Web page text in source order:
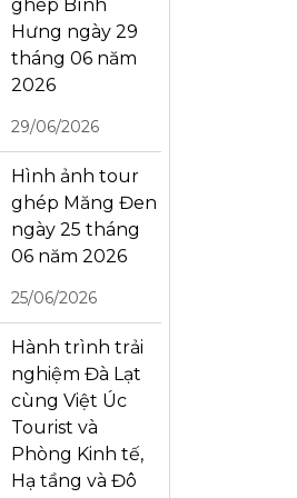
ghép Bình
Hưng ngày 29
tháng 06 năm
2026
29/06/2026
Hình ảnh tour
ghép Măng Đen
ngày 25 tháng
06 năm 2026
25/06/2026
Hành trình trải
nghiệm Đà Lạt
cùng Việt Úc
Tourist và
Phòng Kinh tế,
Hạ tầng và Đô